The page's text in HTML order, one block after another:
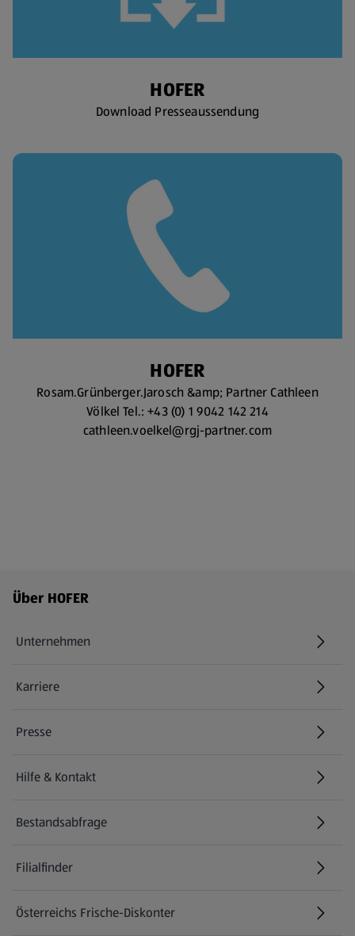
HOFER
Download Presseaussendung
HOFER
Rosam.Grünberger.Jarosch &amp; Partner Cathleen
Völkel Tel.: +43 (0) 1 9042 142 214
cathleen.voelkel@rgj-partner.com
Fußzeilenmenü - weitere Links
Über HOFER
Unternehmen
Karriere
(öffnet in einem neuen Tab)
Presse
Hilfe & Kontakt
(öffnet in einem neuen Tab)
Bestandsabfrage
(öffnet in einem neuen Tab)
Filialfinder
Österreichs Frische-Diskonter